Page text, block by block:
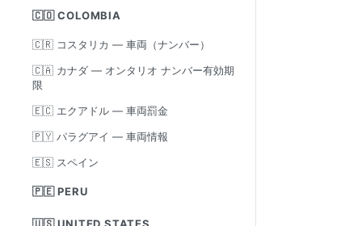
🇨🇴 COLOMBIA
🇨🇷 コスタリカ — 車両（ナンバー）
🇨🇦 カナダ — オンタリオ ナンバー有効期
限
🇪🇨 エクアドル — 車両罰金
🇵🇾 パラグアイ — 車両情報
🇪🇸 スペイン
🇵🇪 PERU
🇺🇸 UNITED STATES